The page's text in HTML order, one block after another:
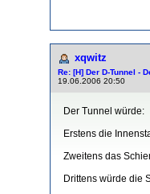
xqwitz
Re: [H] Der D-Tunnel -
19.06.2006 20:50
Der Tunnel würde:
Erstens die
Zweitens das
Drittens würde die